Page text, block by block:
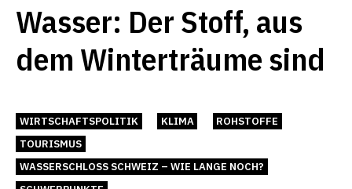
Wasser: Der Stoff, aus
dem Winterträume sind
WIRTSCHAFTSPOLITIK KLIMA
ROHSTOFFE
TOURISMUS
WASSERSCHLOSS SCHWEIZ – WIE LANGE NOCH?